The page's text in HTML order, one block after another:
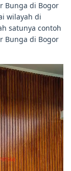
Bunga di Bogor
wilayah di
satunya contoh
Bunga di Bogor